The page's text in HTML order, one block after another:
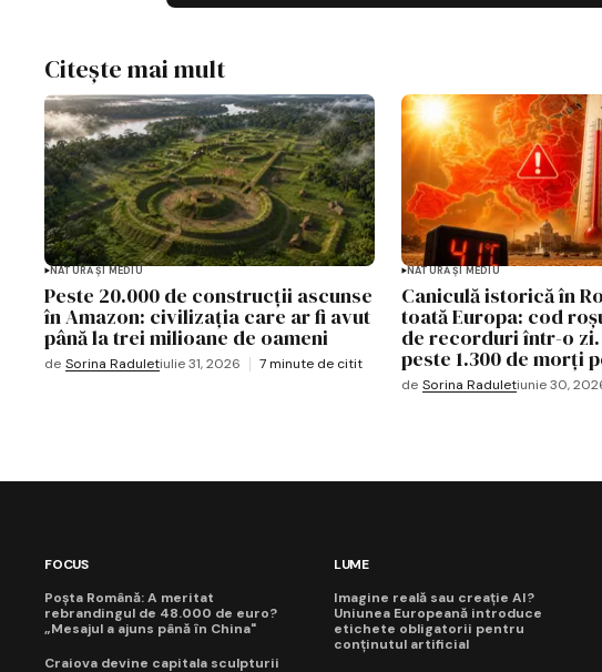
Citește mai mult
NATURĂ ȘI MEDIU
Peste 20.000 de construcții ascunse
în Amazon: civilizația care ar fi avut
până la trei milioane de oameni
de Sorina Raduletiulie 31, 2026 7 minute de citit
NATURĂ ȘI MEDIU
Caniculă istorică în
toată Europa: cod
de recorduri într-o
peste 1.300 de morți
de Sorina Raduletiunie 30,
FOCUS
Poșta Română: A meritat
rebrandingul de 48.000 de euro?
„Mesajul a ajuns până în China"
Craiova devine capitala sculpturii
LUME
Imagine reală sau creație AI?
Uniunea Europeană introduce
etichete obligatorii pentru
conținutul artificial